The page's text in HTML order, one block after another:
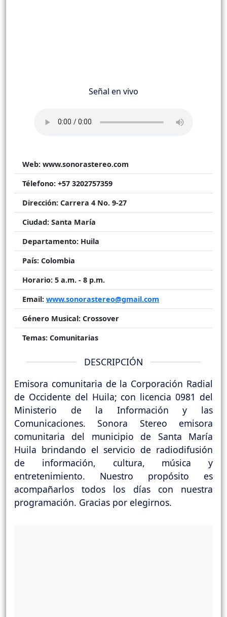
Señal en vivo
Web: www.sonorastereo.com
Télefono: +57 3202757359
Dirección: Carrera 4 No. 9-27
Ciudad: Santa María
Departamento: Huila
País: Colombia
Horario: 5 a.m. - 8 p.m.
Email: www.sonorastereo@gmail.com
Género Musical: Crossover
Temas: Comunitarias
DESCRIPCIÓN
Emisora comunitaria de la Corporación Radial
de Occidente del Huila; con licencia 0981 del
Ministerio de la Información y las
Comunicaciones. Sonora Stereo emisora
comunitaria del municipio de Santa María
Huila brindando el servicio de radiodifusión
de información, cultura, música y
entretenimiento. Nuestro propósito es
acompañarlos todos los días con nuestra
programación. Gracias por elegirnos.